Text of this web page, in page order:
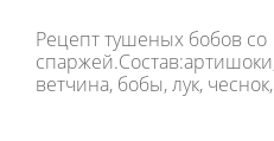
Рецепт тушеных бобов со
ветчина, бобы, лук,